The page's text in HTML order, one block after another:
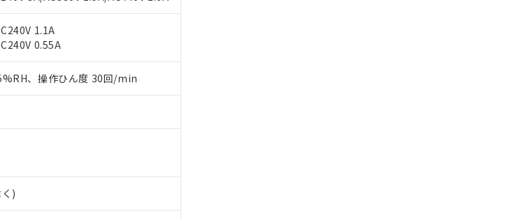
1.1A
0.55A
、操作ひん度 30回/min
)
点は「 販売ネットワーク
」をご確認ください。
ス）をご利用いただくには、I-Webメンバーズにご登録され
録された部品リストについて、当社および当社の共同利用者
様との取引・商談に必要な範囲で利用することをご了承くだ
ができます。
ので、過去に遡って非含有を証明するものではありません。
質の対応では、対応完了までの期間は出荷製品に未対応品が
おりました。
いることから、特段のことがない限り、2022年1月12日よ
値以下であることを示します。
が外部に漏えいし、環境に深刻な影響を及ぼさない年数を意
合わせください。
関係者が違法に輸出するおそれがある場合は、取り引きをい
キャンセル
は、お客様のお取引先、またはお客様担当のオムロン制御
ください)
報を公開していない機種